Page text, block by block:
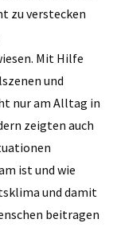
zu verstecken
Mit Hilfe
und
nur am Alltag in
zeigten auch
ist und wie
und damit
beitragen